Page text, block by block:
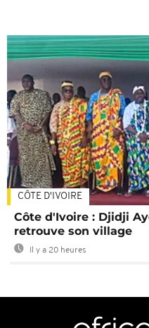
CÔTE D'IVOIRE
Côte d'Ivoire : Djidji
retrouve son village
Il y a 20 heures